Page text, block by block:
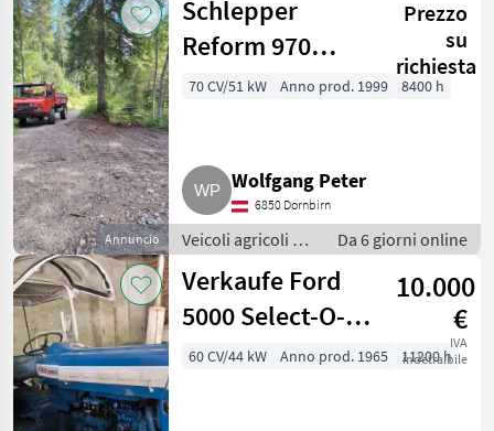
motore
Annuncio
Schlepper
Reform 970
Kommunal
Prezzo
su
richiesta
70 CV/51 kW Anno prod. 1999 8400 h
Wolfgang Peter
6850 Dornbirn
Veicoli agricoli a
motore / Carri a
motore
Da 6 giorni online
Verkaufe Ford
5000 Select-O-
Speed
10.000
€
IVA
indetraibile
60 CV/44 kW Anno prod. 1965 11200 h